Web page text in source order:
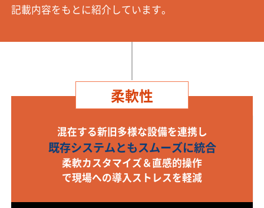
記載内容をもとに紹介しています。
柔軟性
混在する新旧多様な設備を連携し
既存システムともスムーズに統合
柔軟カスタマイズ＆直感的操作
で現場への導入ストレスを軽減